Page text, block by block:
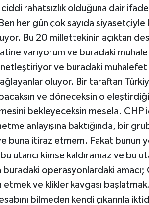
rahatsızlık olduğuna dair
her gün çok sayıda
Bu 20 millettekinin açıktan
varıyorum ve buradaki
netleştiriyor ve buradaki muhalefet
oluyor. Bir taraftan
ve döneceksin o
bekleyeceksin mesela.
anlayışına baktığında, bir
buna itiraz etmem. Fakat bunun
utancı kimse kaldıramaz ve bu
operasyonlardaki amacı;
etmek ve klikler kavgası
bilmeden kendi çıkarınla